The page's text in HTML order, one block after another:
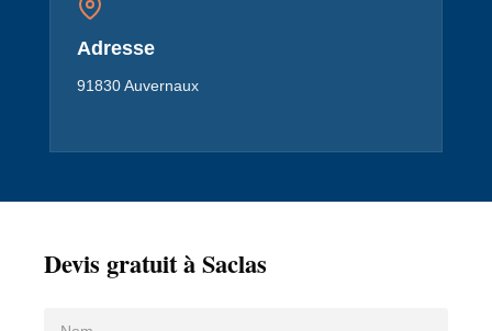
Adresse
91830 Auvernaux
Devis gratuit à Saclas